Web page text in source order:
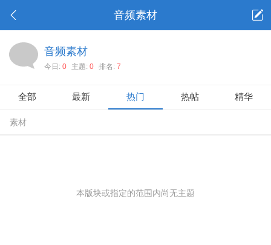
音频素材
音频素材
今日: 0 主题: 0 排名: 7
全部 最新 热门 热帖 精华
素材
本版块或指定的范围内尚无主题